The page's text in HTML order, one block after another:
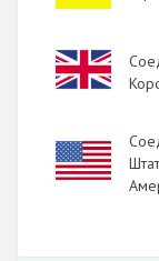
Image
Image